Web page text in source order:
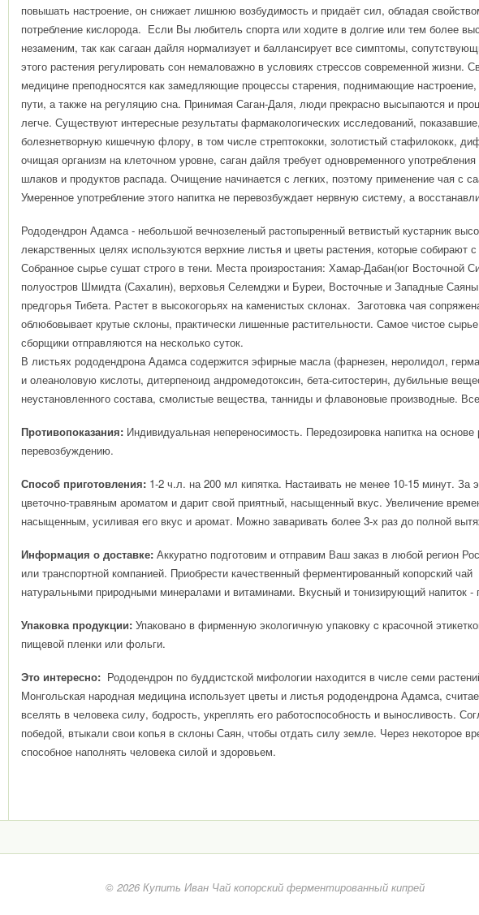
повышать настроение, он снижает лишнюю возбудимость и придаёт сил, обладая
потребление кислорода. Если Вы любитель спорта или ходите в долгие или тем более
незаменим, так как сагаан дайля нормализует и баллансирует все симптомы,
этого растения регулировать сон немаловажно в условиях стрессов современной жизни.
медицине преподносятся как замедляющие процессы старения, поднимающие
пути, а также на регуляцию сна. Принимая Саган-Даля, люди прекрасно высыпаются и
легче. Существуют интересные результаты фармакологических исследований,
болезнетворную кишечную флору, в том числе стрептококки, золотистый стафилококк,
очищая организм на клеточном уровне, саган дайля требует одновременного
шлаков и продуктов распада. Очищение начинается с легких, поэтому применение чая с
Умеренное употребление этого напитка не перевозбуждает нервную систему, а
Рододендрон Адамса - небольшой вечнозеленый растопыренный ветвистый кустарник
лекарственных целях используются верхние листья и цветы растения, которые собирают
Собранное сырье сушат строго в тени. Места произростания: Хамар-Дабан(юг Восточной
полуостров Шмидта (Сахалин), верховья Селемджи и Буреи, Восточные и Западные
предгорья Тибета. Растет в высокогорьях на каменистых склонах. Заготовка чая
облюбовывает крутые склоны, практически лишенные растительности. Самое чистое
сборщики отправляются на несколько суток.
В листьях рододендрона Адамса содержится эфирные масла (фарнезен, неролидол,
и олеаноловую кислоты, дитерпеноид андромедотоксин, бета-ситостерин, дубильные
неустановленного состава, смолистые вещества, танниды и флавоновые производные.
Противопоказания: Индивидуальная непереносимость. Передозировка напитка на
перевозбуждению.
Способ приготовления: 1-2 ч.л. на 200 мл кипятка. Настаивать не менее 10-15 минут. За
цветочно-травяным ароматом и дарит свой приятный, насыщенный вкус. Увеличение
насыщенным, усиливая его вкус и аромат. Можно заваривать более 3-х раз до полной
Информация о доставке: Аккуратно подготовим и отправим Ваш заказ в любой регион
или транспортной компанией. Приобрести качественный ферментированный копорский чай
натуральными природными минералами и витаминами. Вкусный и тонизирующий напиток -
Упаковка продукции: Упаковано в фирменную экологичную упаковку c красочной
пищевой пленки или фольги.
Это интересно: Рододендрон по буддистской мифологии находится в числе семи
Монгольская народная медицина использует цветы и листья рододендрона Адамса,
вселять в человека силу, бодрость, укреплять его работоспособность и выносливость.
победой, втыкали свои копья в склоны Саян, чтобы отдать силу земле. Через некоторое
способное наполнять человека силой и здоровьем.
© 2026 Купить Иван Чай копорский ферментированный кипрей